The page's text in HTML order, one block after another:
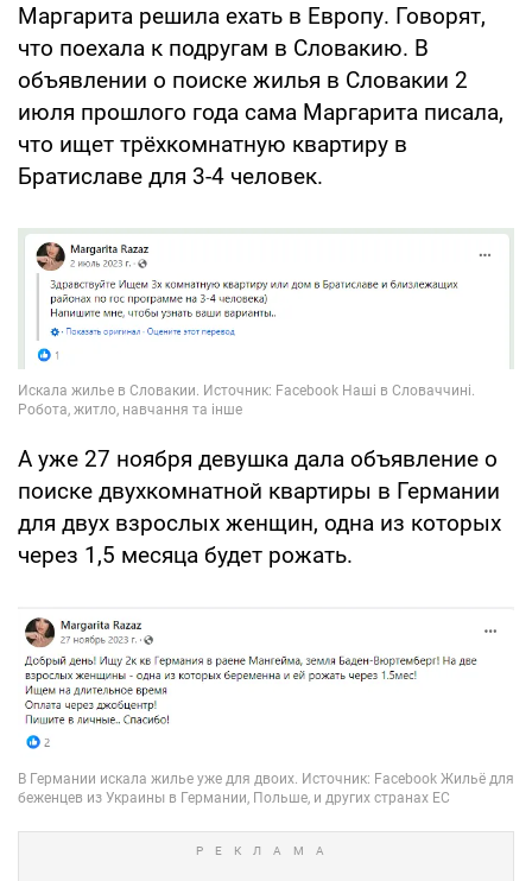
Маргарита решила ехать в Европу. Говорят,
что поехала к подругам в Словакию. В
объявлении о поиске жилья в Словакии 2
июля прошлого года сама Маргарита писала,
что ищет трёхкомнатную квартиру в
Братиславе для 3-4 человек.
А уже 27 ноября девушка дала объявление о
поиске двухкомнатной квартиры в Германии
для двух взрослых женщин, одна из которых
через 1,5 месяца будет рожать.